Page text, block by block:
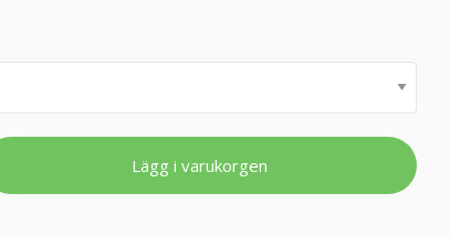
Lägg i varukorgen